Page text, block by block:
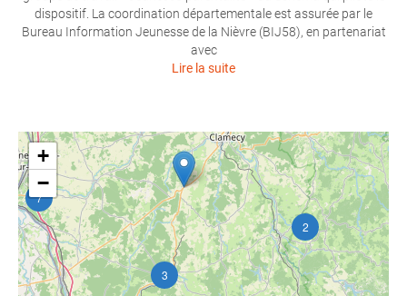
dispositif. La coordination départementale est assurée par le
Bureau Information Jeunesse de la Nièvre (BIJ58), en partenariat
avec
Lire la suite
7
2
3
+
−